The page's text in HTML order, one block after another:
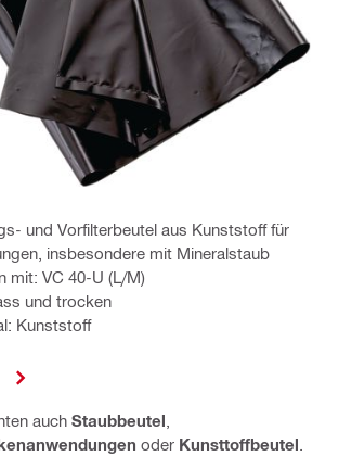
und Vorfilterbeutel aus Kunststoff für
insbesondere mit Mineralstaub
mit: VC 40-U (L/M)
und trocken
Kunststoff
auch Staubbeutel
oder Kunsttoffbeutel